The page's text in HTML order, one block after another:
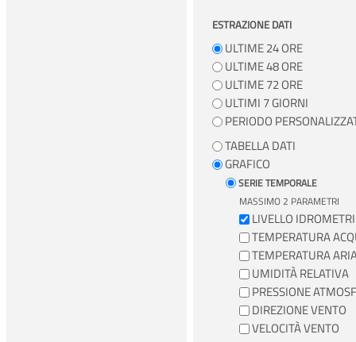
ESTRAZIONE DATI
ULTIME 24 ORE
ULTIME 48 ORE
ULTIME 72 ORE
ULTIMI 7 GIORNI
PERIODO
TABELLA DATI
GRAFICO
SERIE TEMPORALE
MASSIMO 2 PARAMETRI
LIVELLO
TEMPERATURA
TEMPERATURA
UMIDITÀ RELATIVA
PRESSIONE
DIREZIONE VENTO
VELOCITÀ VENTO